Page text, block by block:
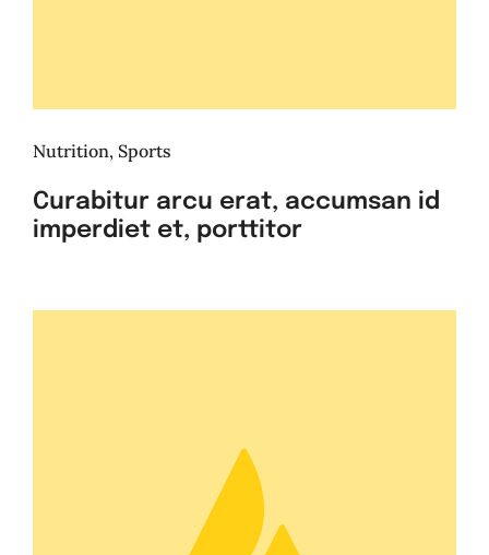
Nutrition, Sports
Curabitur arcu erat, accumsan id
imperdiet et, porttitor